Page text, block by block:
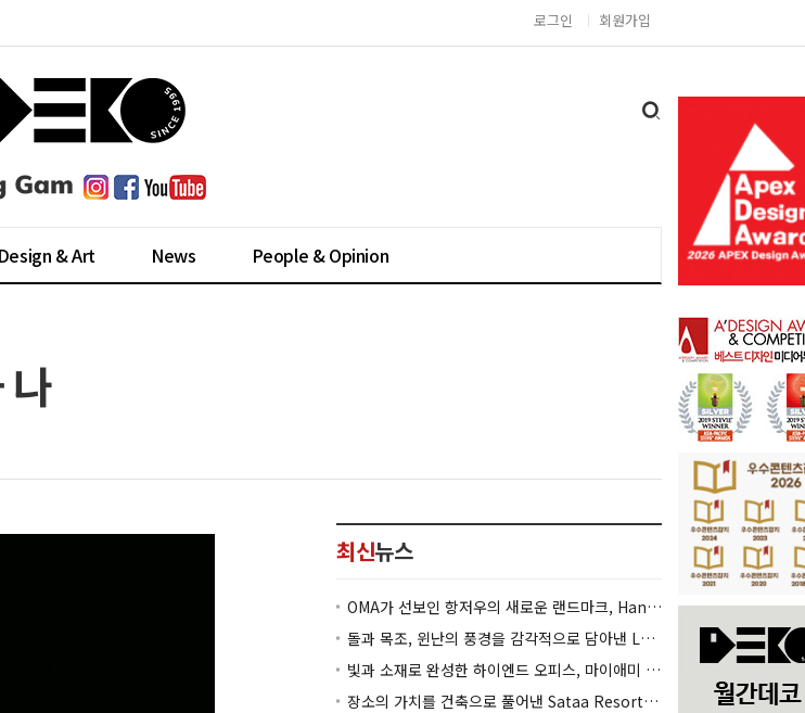
로그인 회원가입
Design & Art News People & Opinion
최신뉴스
OMA가 선보인 항저우의 새로운 랜드마크, Hangzhou Prism
돌과 목조, 윈난의 풍경을 감각적으로 담아낸 Lan Bistro Yunnan Restaurant
빛과 소재로 완성한 하이엔드 오피스, 마이애미 830 Brickell
장소의 가치를 건축으로 풀어낸 Sataa Resort Nan